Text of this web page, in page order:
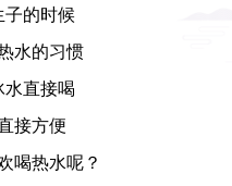
子的时候
水的习惯
水直接喝
接方便
喝热水呢？